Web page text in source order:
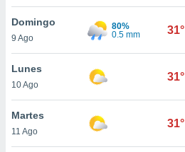
Domingo
9 Ago
80%
0.5 mm
31°
Lunes
10 Ago
31°
Martes
11 Ago
31°